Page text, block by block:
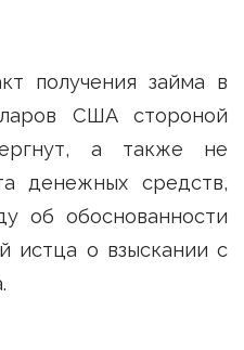
получения займа в
США стороной
а также не
денежных средств,
об обоснованности
истца о взыскании с